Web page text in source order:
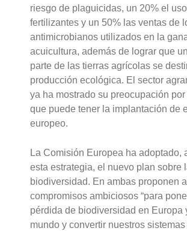
riesgo de plaguicidas, un 20% el
fertilizantes y un 50% las ventas de
antimicrobianos utilizados en la
acuicultura, además de lograr que
parte de las tierras agrícolas se
producción ecológica. El sector
ya ha mostrado su preocupación
que puede tener la implantación de
europeo.
La Comisión Europea ha adoptado,
esta estrategia, el nuevo plan sobre
biodiversidad. En ambas proponen
compromisos ambiciosos “para
pérdida de biodiversidad en Europa
mundo y convertir nuestros sistemas